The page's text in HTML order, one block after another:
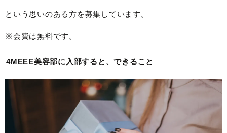
という思いのある方を募集しています。
※会費は無料です。
4MEEE美容部に入部すると、できること